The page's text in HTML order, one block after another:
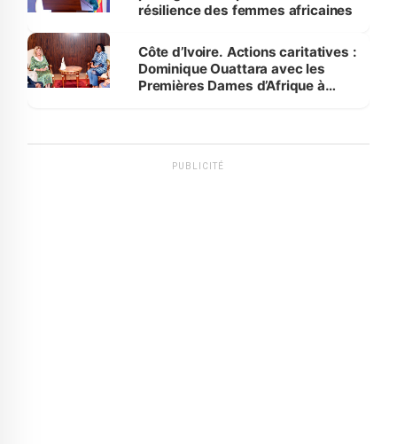
résilience des femmes africaines
Côte d’Ivoire. Actions caritatives :
Dominique Ouattara avec les
Premières Dames d’Afrique à
PUBLICITÉ